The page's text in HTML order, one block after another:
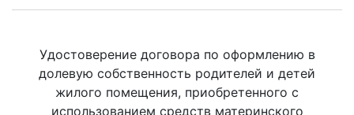
Удостоверение договора по оформлению в
долевую собственность родителей и детей
жилого помещения, приобретенного с
использованием средств материнского